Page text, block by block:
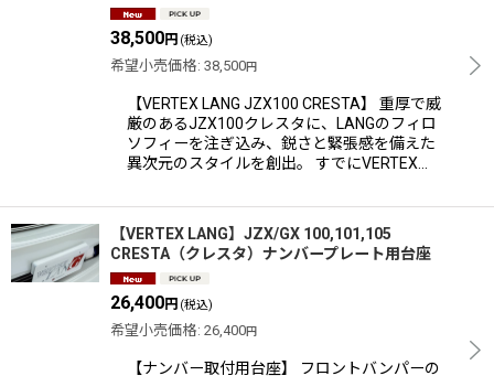
38,500円 (税込)
希望小売価格: 38,500円
【VERTEX LANG JZX100 CRESTA】 重厚で威
厳のあるJZX100クレスタに、LANGのフィロ
ソフィーを注ぎ込み、鋭さと緊張感を備えた
異次元のスタイルを創出。 すでにVERTEX…
【VERTEX LANG】JZX/GX 100,101,105
CRESTA（クレスタ）ナンバープレート用台座
26,400円 (税込)
希望小売価格: 26,400円
【ナンバー取付用台座】 フロントバンパーの